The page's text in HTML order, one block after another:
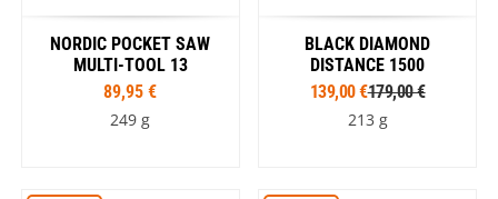
NORDIC POCKET SAW
MULTI-TOOL 13
89,95 €
249 g
BLACK DIAMOND
DISTANCE 1500
139,00 €179,00 €
213 g